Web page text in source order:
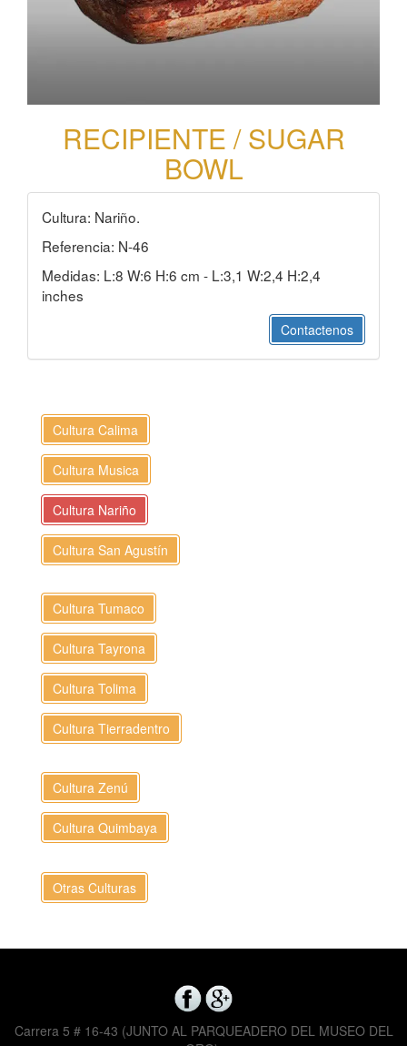
RECIPIENTE / SUGAR
BOWL
Cultura: Nariño.
Referencia: N-46
Medidas: L:8 W:6 H:6 cm - L:3,1 W:2,4 H:2,4
inches
Contactenos
Cultura Calima
Cultura Musica
Cultura Nariño
Cultura San Agustín
Cultura Tumaco
Cultura Tayrona
Cultura Tolima
Cultura Tierradentro
Cultura Zenú
Cultura Quimbaya
Otras Culturas
Carrera 5 # 16-43 (JUNTO AL PARQUEADERO DEL MUSEO DEL